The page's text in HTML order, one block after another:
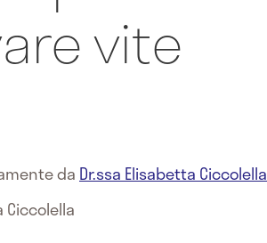
vite
da Dr.ssa Elisabetta Ciccolella
Ciccolella